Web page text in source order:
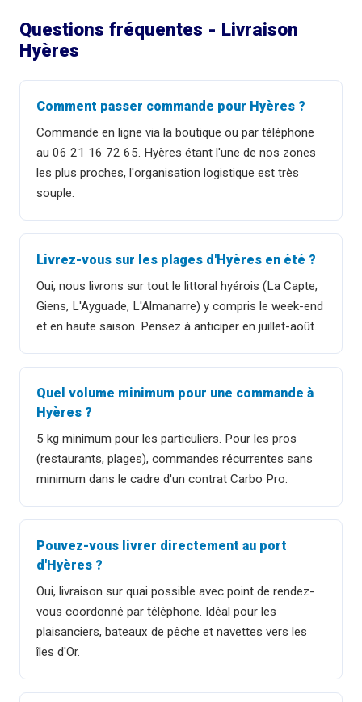
Questions fréquentes - Livraison
Hyères
Comment passer commande pour Hyères ?
Commande en ligne via la boutique ou par téléphone
au 06 21 16 72 65. Hyères étant l'une de nos zones
les plus proches, l'organisation logistique est très
souple.
Livrez-vous sur les plages d'Hyères en été ?
Oui, nous livrons sur tout le littoral hyérois (La Capte,
Giens, L'Ayguade, L'Almanarre) y compris le week-end
et en haute saison. Pensez à anticiper en juillet-août.
Quel volume minimum pour une commande à
Hyères ?
5 kg minimum pour les particuliers. Pour les pros
(restaurants, plages), commandes récurrentes sans
minimum dans le cadre d'un contrat Carbo Pro.
Pouvez-vous livrer directement au port
d'Hyères ?
Oui, livraison sur quai possible avec point de rendez-
vous coordonné par téléphone. Idéal pour les
plaisanciers, bateaux de pêche et navettes vers les
îles d'Or.